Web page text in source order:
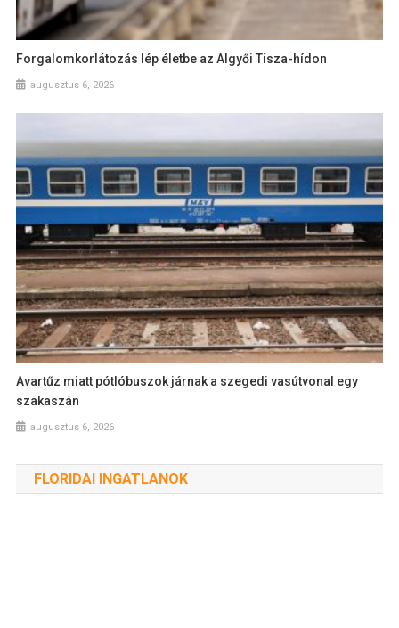
Forgalomkorlátozás lép életbe az Algyői Tisza-hídon
augusztus 6, 2026
Avartűz miatt pótlóbuszok járnak a szegedi vasútvonal egy
szakaszán
augusztus 6, 2026
FLORIDAI INGATLANOK